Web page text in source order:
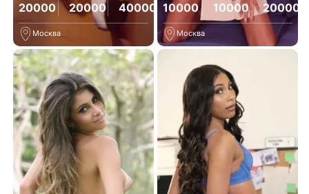
20000 20000 40000
Москва
10000 10000 20000
Москва